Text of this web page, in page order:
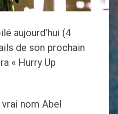
aujourd'hui (4
de son prochain
« Hurry Up
nom Abel